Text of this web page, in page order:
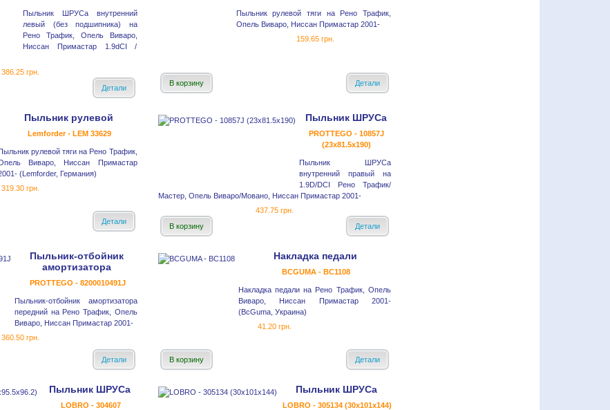
Пыльник ШРУСа внутренний
левый (без подшипника) на
Рено Трафик, Опель Виваро,
Ниссан Примастар 1.9dCI /
386.25 грн.
Детали
Пыльник рулевой тяги на Рено Трафик,
Опель Виваро, Ниссан Примастар 2001-
159.65 грн.
В корзину Детали
Пыльник рулевой
Lemforder - LEM 33629
рулевой тяги на Рено Трафик,
Виваро, Ниссан Примастар
(Lemforder, Германия)
319.30 грн.
Детали
Пыльник ШРУСа
PROTTEGO - 10857J
(23x81.5x190)
Пыльник ШРУСа
внутренний правый на
1.9D/DCI Рено Трафик/
Мастер, Опель Виваро/Мовано, Ниссан Примастар 2001-
437.75 грн.
В корзину
Детали
Пыльник-отбойник
амортизатора
PROTTEGO - 8200010491J
Пыльник-отбойник амортизатора
передний на Рено Трафик, Опель
Виваро, Ниссан Примастар 2001-
360.50 грн.
Детали
Накладка педали
BCGUMA - BC1108
Накладка педали на Рено Трафик, Опель
Виваро, Ниссан Примастар 2001-
(BcGuma, Украина)
41.20 грн.
В корзину Детали
Пыльник ШРУСа
LOBRO - 304607
Пыльник ШРУСа
LOBRO - 305134 (30x101x144)